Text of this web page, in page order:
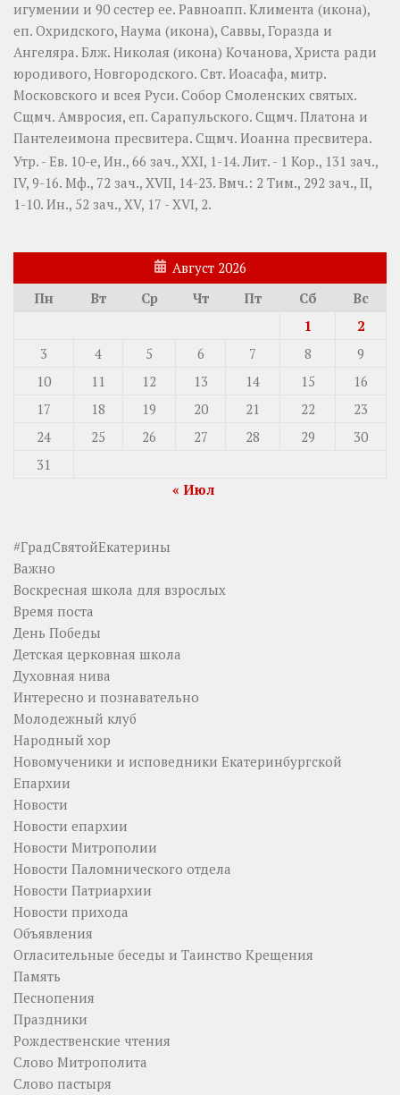
игумении и 90 сестер ее. Равноапп. Климента (икона),
еп. Охридского, Наума (икона), Саввы, Горазда и
Ангеляра. Блж. Николая (икона) Кочанова, Христа ради
юродивого, Новгородского. Свт. Иоасафа, митр.
Московского и всея Руси. Собор Смоленских святых.
Сщмч. Амвросия, еп. Сарапульского. Сщмч. Платона и
Пантелеимона пресвитера. Сщмч. Иоанна пресвитера.
Утр. - Ев. 10-е, Ин., 66 зач., XXI, 1-14.Лит. - 1 Кор., 131 зач.,
IV, 9-16. Мф., 72 зач., XVII, 14-23. Вмч.: 2 Тим., 292 зач., II,
1-10. Ин., 52 зач., XV, 17 - XVI, 2.
Август 2026
Пн
Вт Ср Чт Пт Сб
Вс
1
2
3
4 5 6 7 8
9
10
11 12 13 14 15
16
17
18 19 20 21 22
23
24
25 26 27 28 29
30
31
« Июл
#ГрадСвятойЕкатерины
Важно
Воскресная школа для взрослых
Время поста
День Победы
Детская церковная школа
Духовная нива
Интересно и познавательно
Молодежный клуб
Народный хор
Новомученики и исповедники Екатеринбургской
Епархии
Новости
Новости епархии
Новости Митрополии
Новости Паломнического отдела
Новости Патриархии
Новости прихода
Объявления
Огласительные беседы и Таинство Крещения
Память
Песнопения
Праздники
Рождественские чтения
Слово Митрополита
Слово пастыря